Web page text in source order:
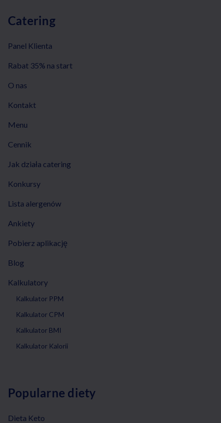
Catering
Panel Klienta
Rabat 35% na start
O nas
Kontakt
Menu
Cennik
Jak działa catering
Konkursy
Lista alergenów
Ankiety
Pobierz aplikację
Blog
Kalkulatory
Kalkulator PPM
Kalkulator CPM
Kalkulator BMI
Kalkulator Kalorii
Popularne diety
Dieta Keto